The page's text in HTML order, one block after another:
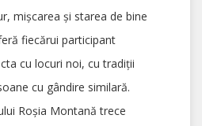
mișcarea și starea de bine
fiecărui participant
cu locuri noi, cu tradiții
cu gândire similară.
Roșia Montană trece